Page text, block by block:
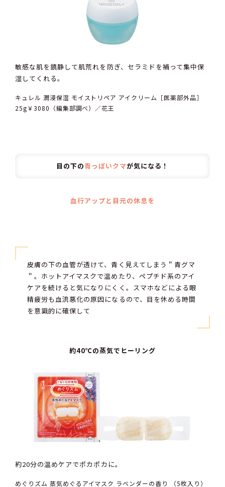
敏感な肌を鎮静して肌荒れを防ぎ、セラミドを補って集中保
湿してくれる。
キュレル 潤浸保湿 モイストリペア アイクリーム［医薬部外品］
25g￥3080（編集部調べ）／花王
目の下の青っぽいクマが気になる！
血行アップと目元の休息を
皮膚の下の血管が透けて、青く見えてしまう＂青グマ
＂。ホットアイマスクで温めたり、ペプチド系のアイ
ケアを続けると気になりにくく。スマホなどによる眼
精疲労も血流悪化の原因になるので、目を休める時間
を意識的に確保して
約40℃の蒸気でヒーリング
約20分の温めケアでポカポカに。
めぐりズム 蒸気めぐるアイマスク ラベンダーの香り （5枚入り）